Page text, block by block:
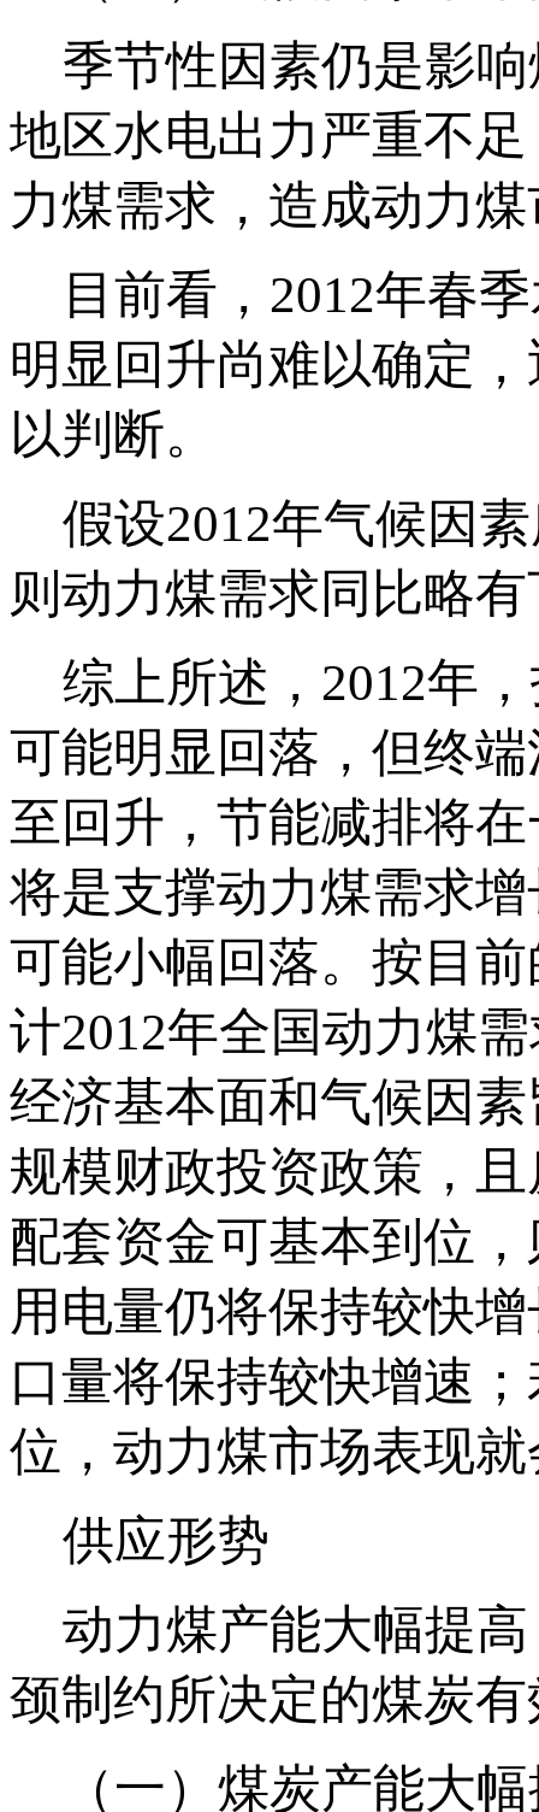
季节性因素仍是影响
地区水电出力严重不
力煤需求，造成动力
目前看，2012年春
明显回升尚难以确定
以判断。
假设2012年气候因
则动力煤需求同比略
综上所述，2012年
可能明显回落，但终
至回升，节能减排将
将是支撑动力煤需求
可能小幅回落。按目
计2012年全国动力煤
经济基本面和气候因
规模财政投资政策，
配套资金可基本到位
用电量仍将保持较快
口量将保持较快增速
位，动力煤市场表现
供应形势
动力煤产能大幅提高
颈制约所决定的煤炭
（一）煤炭产能大幅